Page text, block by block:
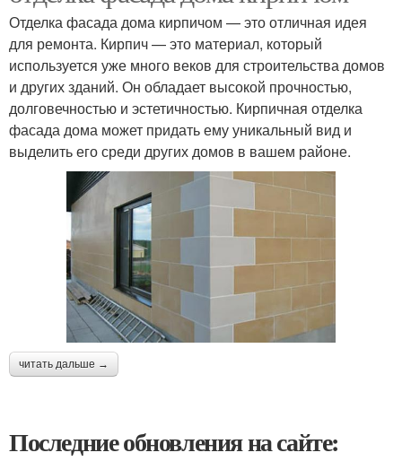
Отделка фасада дома кирпичом — это отличная идея
для ремонта. Кирпич — это материал, который
используется уже много веков для строительства домов
и других зданий. Он обладает высокой прочностью,
долговечностью и эстетичностью. Кирпичная отделка
фасада дома может придать ему уникальный вид и
выделить его среди других домов в вашем районе.
читать дальше →
Последние обновления на сайте: